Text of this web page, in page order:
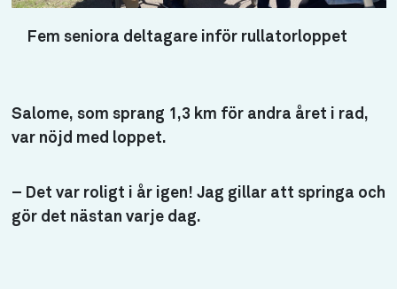
Fem seniora deltagare inför rullatorloppet
Salome, som sprang 1,3 km för andra året i rad,
var nöjd med loppet.
– Det var roligt i år igen! Jag gillar att springa och
gör det nästan varje dag.